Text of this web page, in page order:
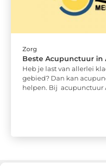
Zorg
Beste Acupunctuur in
Heb je last van allerlei
gebied? Dan kan
helpen. Bij acupunctuur